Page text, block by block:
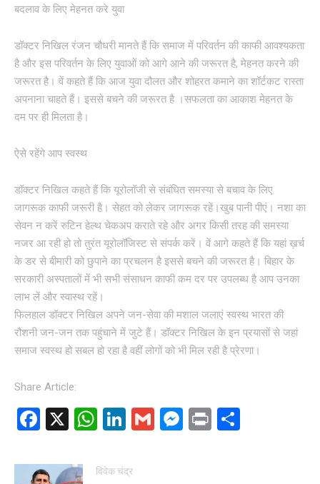
बदलाव के लिए मेहनत करे युवा
डॉक्टर निखिल रंजन चौधरी मानते हैं कि समाज में परिवर्तन की काफी आवश्यकता
है और इस परिवर्तन के लिए युवाओं को आगे आने की जरूरत है, मेहनत करने की
जरूरत है। वें कहते हैं कि आज युवा दौलत और शोहरत कमाने का शॉर्टकट रास्ता
अपनाना चाहते हैं। इससे बचने की जरूरत है ।सफलता का आकाश मेहनत के
दम पर ही मिलता है।
ऐसे रहेंगे आप स्वस्थ
डॉक्टर निखिल कहते हैं कि यूरोलॉजी से संबंधित समस्या से बचाव के लिए
जागरूक काफी जरूरी है। सेहत को लेकर जागरूक रहें।खुब पानी पीएं। नशा का
सेवन न करें रुटिन हेल्थ चेकअप कराते रहे और अगर किसी तरह की समस्या
नजर आ रही हो तो तुरंत यूरोलॉजिस्ट से संपर्क करें। वें आगे कहते हैं कि यहां ख़र्च
के डर से बीमारी को छुपाने का प्रचलन है इससे बचने की जरूरत है। बिहार के
सरकारी अस्पतालों में भी सभी संसाधन काफी कम दर पर उपलब्ध है आप उनका
लाभ लें और स्वास्थ रहें।
फिलहाल डॉक्टर निखिल अपने जन-सेवा की मशाल जलाएं स्वस्थ भारत की
रौशनी जन-जन तक पहुंचाने में जुटे हैं। डॉक्टर निखिल के इन प्रयासों से जहां
समाज स्वस्थ हो सबल हो रहा है वहीं लोगों को भी मिल रही है प्रेरणा।
Share Article:
F
a
ce
X W
h
at
Li
n
ke
G
m
M
es
Pr
in
विवेक चंद्र